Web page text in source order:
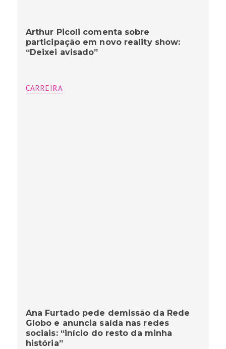
Arthur Picoli comenta sobre
participação em novo reality show:
“Deixei avisado”
CARREIRA
Ana Furtado pede demissão da Rede
Globo e anuncia saída nas redes
sociais: “início do resto da minha
história”